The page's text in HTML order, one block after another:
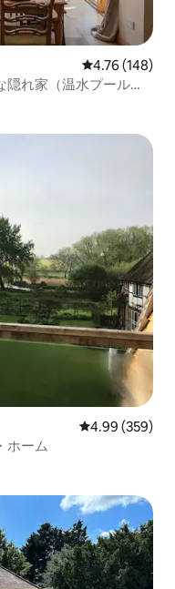
レビュー148
4.76 (148)
れ家（温水プール付
レビュー359
4.99 (359)
ホーム